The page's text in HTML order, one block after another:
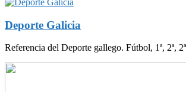
Deporte Galicia
Referencia del Deporte gallego. Fútbol, 1ª, 2ª,